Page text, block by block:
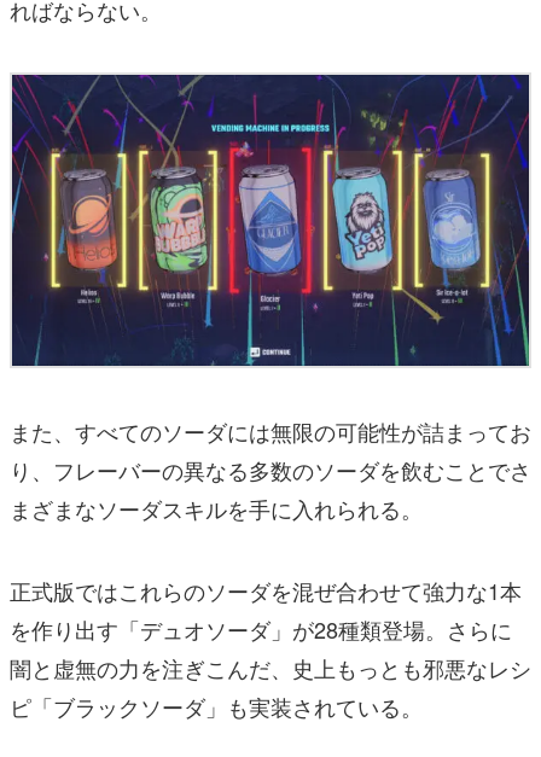
ればならない。
また、すべてのソーダには無限の可能性が詰まってお
り、フレーバーの異なる多数のソーダを飲むことでさ
まざまなソーダスキルを手に入れられる。
正式版ではこれらのソーダを混ぜ合わせて強力な1本
を作り出す「デュオソーダ」が28種類登場。さらに
闇と虚無の力を注ぎこんだ、史上もっとも邪悪なレシ
ピ「ブラックソーダ」も実装されている。